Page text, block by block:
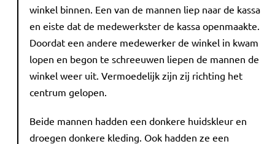
winkel binnen. Een van de mannen liep naar de kassa
en eiste dat de medewerkster de kassa openmaakte.
Doordat een andere medewerker de winkel in kwam
lopen en begon te schreeuwen liepen de mannen de
winkel weer uit. Vermoedelijk zijn zij richting het
centrum gelopen.
Beide mannen hadden een donkere huidskleur en
droegen donkere kleding. Ook hadden ze een